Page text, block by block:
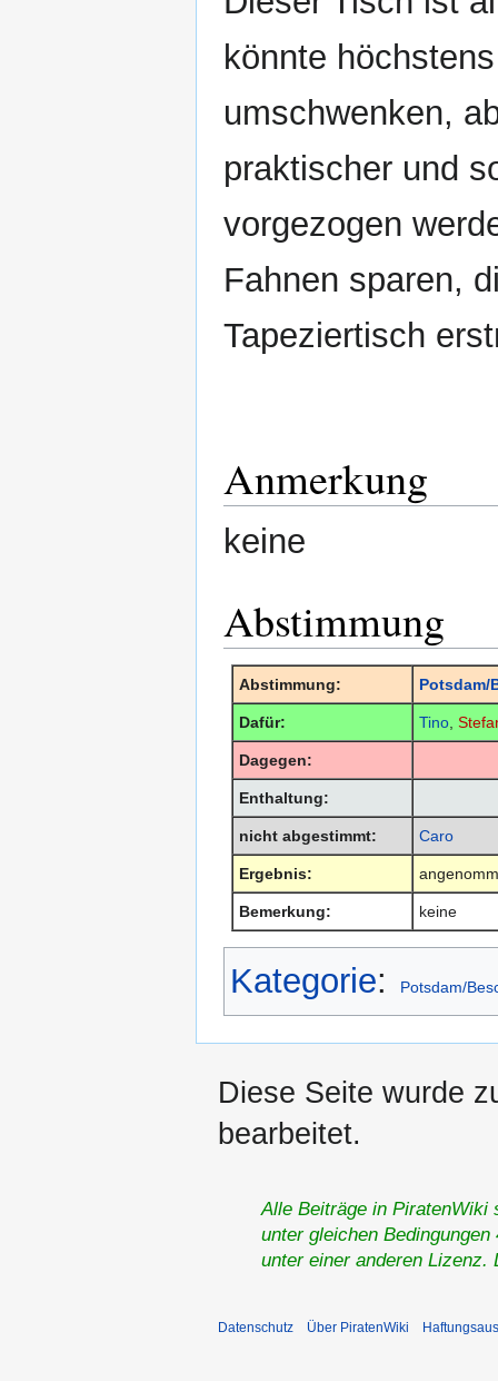
könnte
umschwenken,
praktischer und
vorgezogen
Fahnen sparen,
Tapeziertisch
Anmerkung
keine
Abstimmung
Abstimmung: Potsdam/
Dafür: Tino
Dagegen:
Enthaltung:
nicht abgestimmt: Caro
Ergebnis:
Bemerkung: keine
Kategorie: Potsdam/
Diese Seite wurde
bearbeitet.
Alle Beiträge in PiratenWiki
unter gleichen
unter einer anderen
Datenschutz Über PiratenWiki